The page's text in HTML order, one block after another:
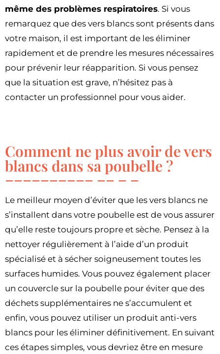
même des problèmes respiratoires. Si vous
remarquez que des vers blancs sont présents dans
votre maison, il est important de les éliminer
rapidement et de prendre les mesures nécessaires
pour prévenir leur réapparition. Si vous pensez
que la situation est grave, n’hésitez pas à
contacter un professionnel pour vous aider.
Comment ne plus avoir de vers
blancs dans sa poubelle ?
Le meilleur moyen d’éviter que les vers blancs ne
s’installent dans votre poubelle est de vous assurer
qu’elle reste toujours propre et sèche. Pensez à la
nettoyer régulièrement à l’aide d’un produit
spécialisé et à sécher soigneusement toutes les
surfaces humides. Vous pouvez également placer
un couvercle sur la poubelle pour éviter que des
déchets supplémentaires ne s’accumulent et
enfin, vous pouvez utiliser un produit anti-vers
blancs pour les éliminer définitivement. En suivant
ces étapes simples, vous devriez être en mesure